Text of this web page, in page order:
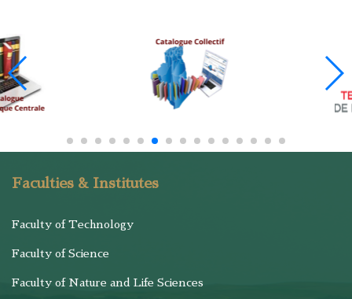
Faculties & Institutes
Faculty of Technology
Faculty of Science
Faculty of Nature and Life Sciences